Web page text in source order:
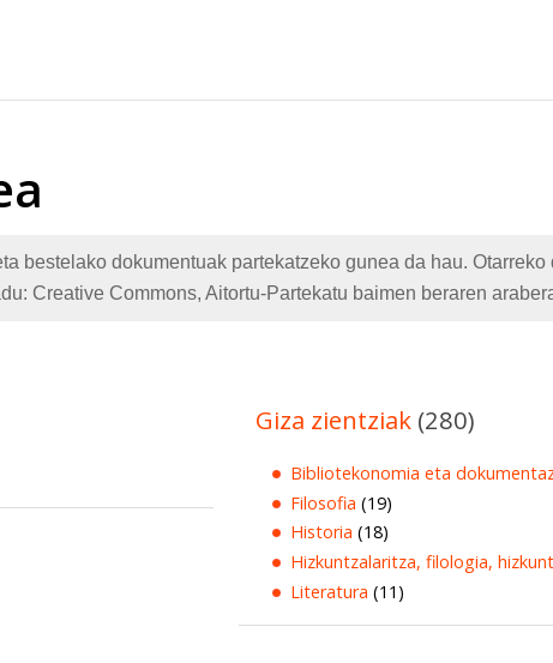
bestelako dokumentuak partekatzeko gunea da hau.
Creative Commons, Aitortu-Partekatu baimen beraren
Giza zientziak (280)
Bibliotekonomia eta
Filosofia (19)
Historia (18)
Hizkuntzalaritza, filologia,
Literatura (11)